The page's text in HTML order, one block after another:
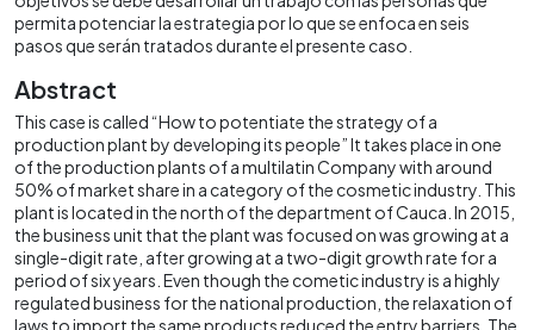
permita potenciar la estrategia por lo que se enfoca en seis
pasos que serán tratados durante el presente caso.
Abstract
This case is called “How to potentiate the strategy of a
production plant by developing its people” It takes place in one
of the production plants of a multilatin Company with around
50% of market share in a category of the cosmetic industry. This
plant is located in the north of the department of Cauca. In 2015,
the business unit that the plant was focused on was growing at a
single-digit rate, after growing at a two-digit growth rate for a
period of six years. Even though the cometic industry is a highly
regulated business for the national production, the relaxation of
laws to import the same products reduced the entry barriers. The